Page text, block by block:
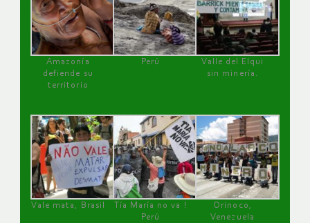
Amazonía
defiende su
territorio
Perú
Valle del Elqui
sin minería.
Vale mata, Brasil
Tía María no va !
Perú
Orinoco,
Venezuela